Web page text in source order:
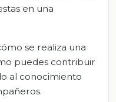
en una
se realiza una
puedes contribuir
al conocimiento